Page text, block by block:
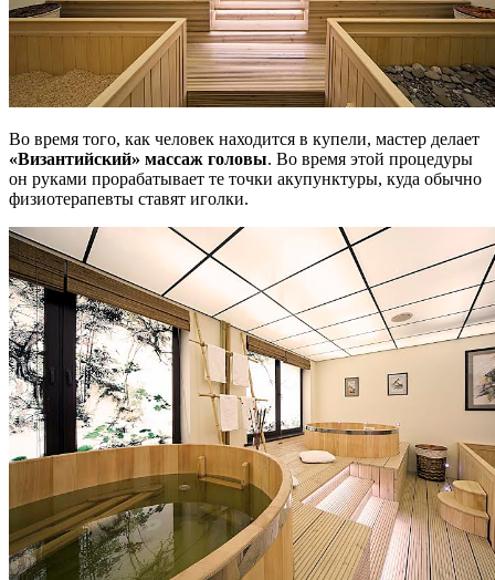
Во время того, как человек находится в купели, мастер делает
«Византийский» массаж головы. Во время этой процедуры
он руками прорабатывает те точки акупунктуры, куда обычно
физиотерапевты ставят иголки.